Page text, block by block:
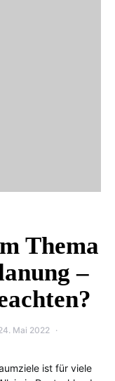
Thema
–
Mai 2022
ist für viele